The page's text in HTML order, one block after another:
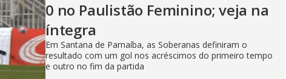
0 no Paulistão Feminino; veja na
íntegra
Em Santana de Parnaíba, as Soberanas definiram o
resultado com um gol nos acréscimos do primeiro tempo
e outro no fim da partida